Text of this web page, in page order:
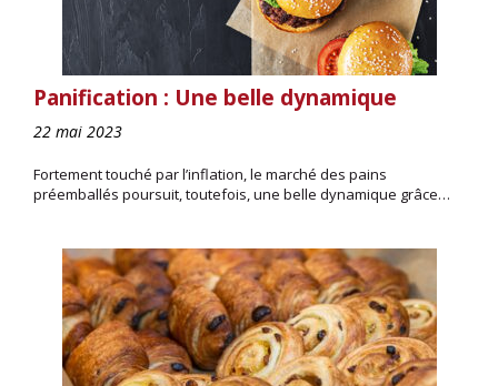
Panification : Une belle dynamique
22 mai 2023
Fortement touché par l’inflation, le marché des pains
préemballés poursuit, toutefois, une belle dynamique grâce…